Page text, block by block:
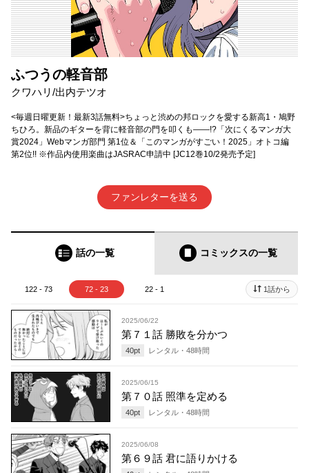
ふつうの軽音部
クワハリ/出内テツオ
<毎週日曜更新！最新3話無料>ちょっと渋めの邦ロックを愛する新高1・鳩野
ちひろ。新品のギターを背に軽音部の門を叩くも――!?「次にくるマンガ大
賞2024」Webマンガ部門 第1位＆「このマンガがすごい！2025」オトコ編
第2位!! ※作品内使用楽曲はJASRAC申請中 [JC12巻10/2発売予定]
ファンレターを送る
話の一覧 コミックスの一覧
122 - 73 72 - 23 22 - 1 1話から
2025/06/22
第７１話 勝敗を分かつ
40pt レンタル・ 48時間
2025/06/15
第７０話 照準を定める
40pt レンタル・ 48時間
2025/06/08
第６９話 君に語りかける